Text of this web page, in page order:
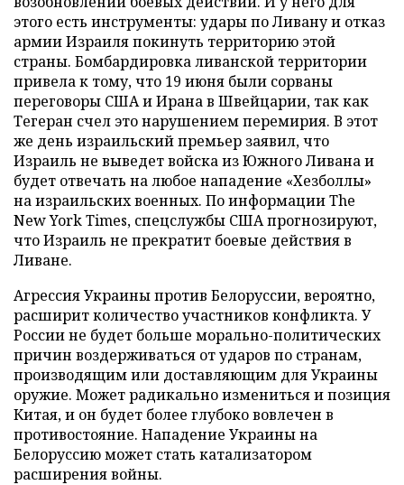
этого есть инструменты: удары по Ливану и отказ
армии Израиля покинуть территорию этой
страны. Бомбардировка ливанской территории
привела к тому, что 19 июня были сорваны
переговоры США и Ирана в Швейцарии, так как
Тегеран счел это нарушением перемирия. В этот
же день израильский премьер заявил, что
Израиль не выведет войска из Южного Ливана и
будет отвечать на любое нападение «Хезболлы»
на израильских военных. По информации The
New York Times, спецслужбы США прогнозируют,
что Израиль не прекратит боевые действия в
Ливане.
Агрессия Украины против Белоруссии, вероятно,
расширит количество участников конфликта. У
России не будет больше морально-политических
причин воздерживаться от ударов по странам,
производящим или доставляющим для Украины
оружие. Может радикально измениться и позиция
Китая, и он будет более глубоко вовлечен в
противостояние. Нападение Украины на
Белоруссию может стать катализатором
расширения войны.